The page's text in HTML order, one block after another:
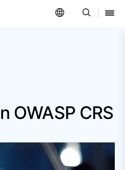
OWASP CRS